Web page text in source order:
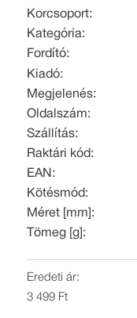
Korcsoport:
Kategória:
Fordító:
Kiadó:
Megjelenés:
Oldalszám:
Szállítás:
Raktári kód:
EAN:
Kötésmód:
Méret [mm]:
Tömeg [g]:
Eredeti ár:
3 499 Ft